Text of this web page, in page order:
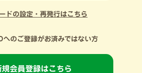
ドの設定・再発行はこちら
のご登録がお済みではない方
規会員登録はこちら